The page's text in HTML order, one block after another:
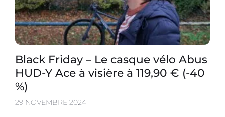
Black Friday – Le casque vélo Abus
HUD-Y Ace à visière à 119,90 € (-40
%)
29 NOVEMBRE 2024